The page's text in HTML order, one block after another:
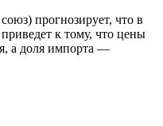
прогнозирует, что в
к тому, что цены
а доля импорта —